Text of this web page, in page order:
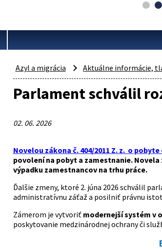
Azyl a migrácia Aktuálne informácie,
Parlament schválil
02. 06. 2026
Novelou zákona č. 404/2011 Z. z. o
povolení na pobyt a zamestnanie.
výpadku zamestnancov na trhu práce.
Ďalšie zmeny, ktoré 2. júna 2026 schválil
administratívnu záťaž a posilniť právnu
Zámerom je vytvoriť modernejší systém v
poskytovanie medzinárodnej ochrany či